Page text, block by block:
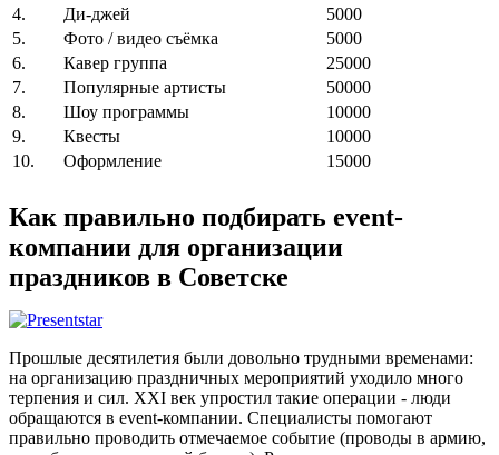
4.
Ди-джей
5000
5.
Фото / видео съёмка
5000
6.
Кавер группа
25000
7.
Популярные артисты
50000
8.
Шоу программы
10000
9.
Квесты
10000
10.
Оформление 15000
Как правильно подбирать event-
компании для организации
праздников в Советске
Прошлые десятилетия были довольно трудными временами:
на организацию праздничных мероприятий уходило много
терпения и сил. XXI век упростил такие операции - люди
обращаются в event-компании. Специалисты помогают
правильно проводить отмечаемое событие (проводы в армию,